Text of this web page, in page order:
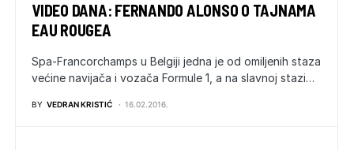
VIDEO DANA: FERNANDO ALONSO O TAJNAMA
EAU ROUGEA
Spa-Francorchamps u Belgiji jedna je od omiljenih staza
većine navijača i vozača Formule 1, a na slavnoj stazi…
BY VEDRAN KRISTIĆ 16.02.2016.